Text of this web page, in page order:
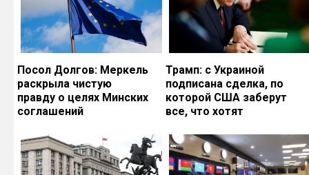
Посол Долгов: Меркель
раскрыла чистую
правду о целях Минских
соглашений
Трамп: с Украиной
подписана сделка, по
которой США заберут
все, что хотят